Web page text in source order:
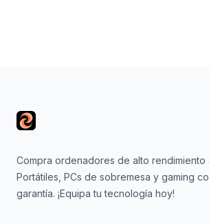
Compra ordenadores de alto rendimiento
Portátiles, PCs de sobremesa y gaming
garantía. ¡Equipa tu tecnología hoy!